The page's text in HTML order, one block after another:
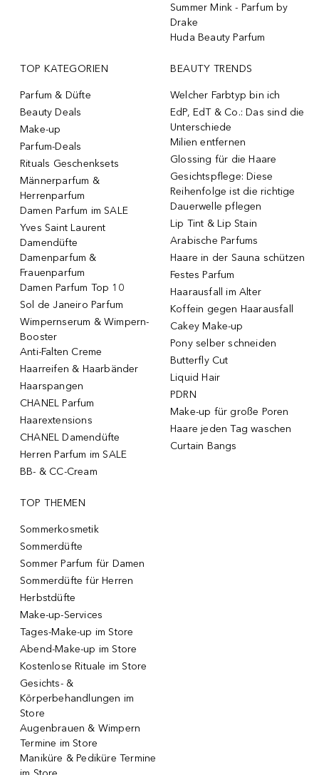
Summer Mink - Parfum by
Drake
Huda Beauty Parfum
TOP KATEGORIEN
Parfum & Düfte
Beauty Deals
Make-up
Parfum-Deals
Rituals Geschenksets
Männerparfum &
Herrenparfum
Damen Parfum im SALE
Yves Saint Laurent
Damendüfte
Damenparfum &
Frauenparfum
Damen Parfum Top 10
Sol de Janeiro Parfum
Wimpernserum & Wimpern-
Booster
Anti-Falten Creme
Haarreifen & Haarbänder
Haarspangen
CHANEL Parfum
Haarextensions
CHANEL Damendüfte
Herren Parfum im SALE
BB- & CC-Cream
BEAUTY TRENDS
Welcher Farbtyp bin ich
EdP, EdT & Co.: Das sind die
Unterschiede
Milien entfernen
Glossing für die Haare
Gesichtspflege: Diese
Reihenfolge ist die richtige
Dauerwelle pflegen
Lip Tint & Lip Stain
Arabische Parfums
Haare in der Sauna schützen
Festes Parfum
Haarausfall im Alter
Koffein gegen Haarausfall
Cakey Make-up
Pony selber schneiden
Butterfly Cut
Liquid Hair
PDRN
Make-up für große Poren
Haare jeden Tag waschen
Curtain Bangs
TOP THEMEN
Sommerkosmetik
Sommerdüfte
Sommer Parfum für Damen
Sommerdüfte für Herren
Herbstdüfte
Make-up-Services
Tages-Make-up im Store
Abend-Make-up im Store
Kostenlose Rituale im Store
Gesichts- &
Körperbehandlungen im
Store
Augenbrauen & Wimpern
Termine im Store
Maniküre & Pediküre Termine